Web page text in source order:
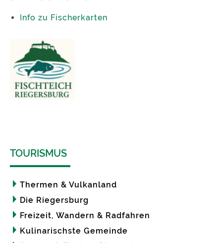
Info zu Fischerkarten
TOURISMUS
Thermen & Vulkanland
Die Riegersburg
Freizeit, Wandern & Radfahren
Kulinarischste Gemeinde